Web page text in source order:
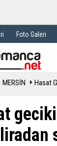
Foto Galeri
MERSİN Hasat